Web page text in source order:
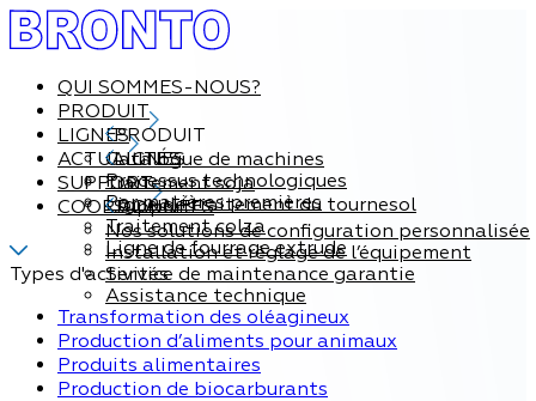
QUI SOMMES-NOUS?
PRODUIT
PRODUIT
Catalogue de machines
Processus technologiques
Par matières premières
LIGNES
LIGNES
Traitement soja
Ligne de traitement du tournesol
Traitement colza
Ligne de fourrage extrude
ACTUALITÉS
SUPPORT
Support
Nos solutions de configuration personnalisée
Installation et réglage de l’équipement
Service de maintenance garantie
Assistance technique
COORDONNÉES
Types d'activités
Transformation des oléagineux
Production d’aliments pour animaux
Produits alimentaires
Production de biocarburants